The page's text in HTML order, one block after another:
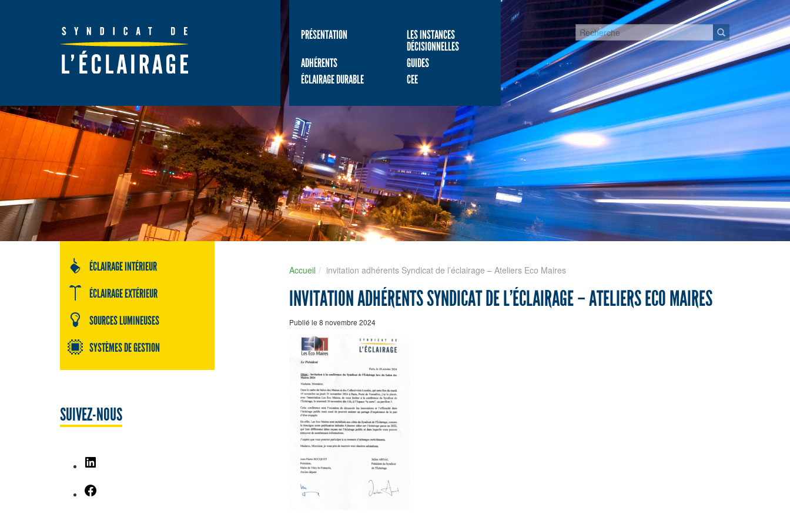
PRÉSENTATION
LES INSTANCES
DÉCISIONNELLES
ADHÉRENTS
GUIDES
ÉCLAIRAGE DURABLE
CEE
ÉCLAIRAGE INTÉRIEUR
ÉCLAIRAGE EXTÉRIEUR
SOURCES LUMINEUSES
SYSTÈMES DE GESTION
SUIVEZ-NOUS
Accueil invitation adhérents Syndicat de l’éclairage – Ateliers Eco Maires
INVITATION ADHÉRENTS SYNDICAT DE L’ÉCLAIRAGE – ATELIERS ECO MAIRES
Publié le 8 novembre 2024